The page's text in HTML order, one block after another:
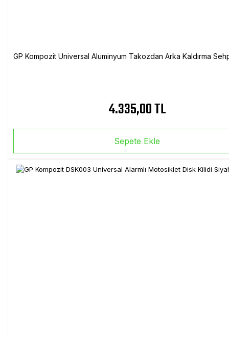
GP Kompozit Universal Aluminyum Takozdan Arka Kaldırma
4.335,00 TL
Sepete Ekle